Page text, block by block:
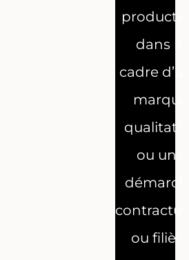
dans le
cadre
marque
ou une
ou filière